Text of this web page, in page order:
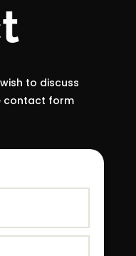
to discuss
contact form